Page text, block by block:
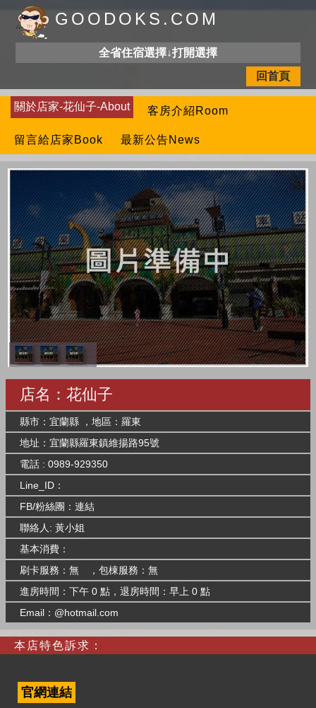
GOODOKS.COM
全省住宿選擇↓打開選擇
回首頁
關於店家-花仙子-About 客房介紹Room
留言給店家Book 最新公告News
店名：花仙子
縣市：宜蘭縣 ，地區：羅東
地址：宜蘭縣羅東鎮維揚路95號
電話 : 0989-929350
Line_ID：
FB/粉絲團： 連結
聯絡人: 黃小姐
基本消費：
刷卡服務：無 ，包棟服務：無
進房時間：下午 0 點，退房時間：早上 0 點
Email：@hotmail.com
本店特色訴求：
官網連結